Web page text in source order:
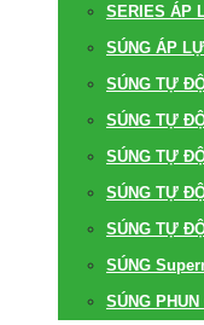
SERIES ÁP
SÚNG ÁP
SÚNG TỰ
SÚNG TỰ
SÚNG TỰ
SÚNG TỰ
SÚNG TỰ
SÚNG
SÚNG